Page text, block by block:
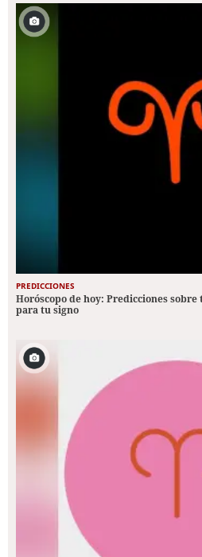
PREDICCIONES
Horóscopo de hoy: Predicciones
para tu signo